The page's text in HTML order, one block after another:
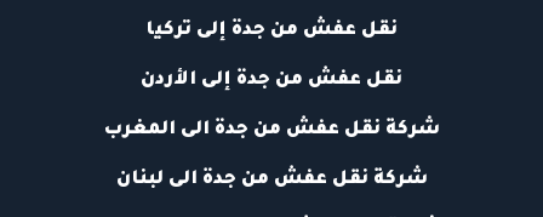
نقل عفش من جدة إلى تركيا
نقل عفش من جدة إلى الأردن
شركة نقل عفش من جدة الى المغرب
شركة نقل عفش من جدة الى لبنان